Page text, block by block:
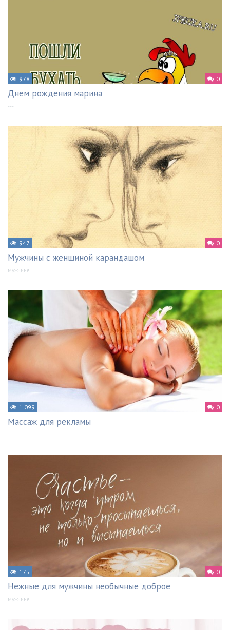
978 0
Днем рождения марина
---
947 0
Мужчины с женщиной карандашом
мужчине
1 099 0
Массаж для рекламы
---
175 0
Нежные для мужчины необычные доброе
мужчине